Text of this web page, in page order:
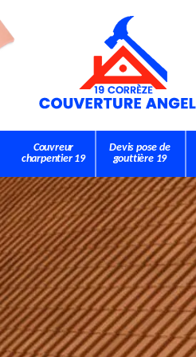
Couvreur
charpentier 19
Devis pose de
gouttière 19